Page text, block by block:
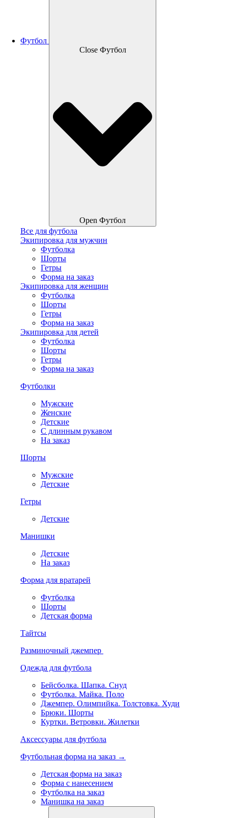
Футбол
Close Футбол
Open Футбол
Все для футбола
Экипировка для мужчин
Футболка
Шорты
Гетры
Форма на заказ
Экипировка для женщин
Футболка
Шорты
Гетры
Форма на заказ
Экипировка для детей
Футболка
Шорты
Гетры
Форма на заказ
Футболки
Мужские
Женские
Детские
С длинным рукавом
На заказ
Шорты
Мужские
Детские
Гетры
Детские
Манишки
Детские
На заказ
Форма для вратарей
Футболка
Шорты
Детская форма
Тайтсы
Разминочный джемпер
Одежда для футбола
Бейсболка. Шапка. Снуд
Футболка. Майка. Поло
Джемпер. Олимпийка. Толстовка. Худи
Брюки. Шорты
Куртки. Ветровки. Жилетки
Аксессуары для футбола
Футбольная форма на заказ →
Детская форма на заказ
Форма с нанесением
Футболка на заказ
Манишка на заказ